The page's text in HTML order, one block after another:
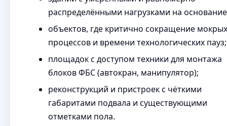
распределёнными нагрузками на
объектов, где критично сокращение мокрых
процессов и времени технологических пауз;
площадок с доступом техники для монтажа
блоков ФБС (автокран, манипулятор);
реконструкций и пристроек с чёткими
габаритами подвала и существующими
отметками пола.